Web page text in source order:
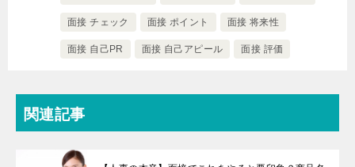
面接 チェック 面接 ポイント 面接 将来性
面接 自己PR 面接 自己アピール 面接 評価
関連記事